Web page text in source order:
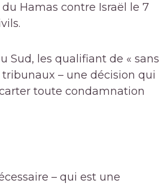
Hamas contre Israël le 7
Sud, les qualifiant de « sans
– une décision qui
toute condamnation
– qui est une